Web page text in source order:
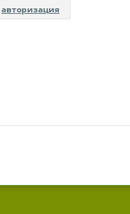
авторизация